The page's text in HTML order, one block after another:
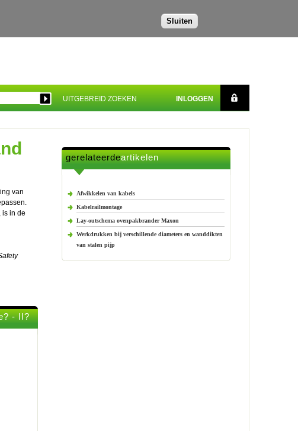
Sluiten
INLOGGEN
UITGEBREID ZOEKEN
van
is in de
gerelateerdeartikelen
Afwikkelen van kabels
Kabelrailmontage
Lay-outschema ovenpakbrander Maxon
Werkdrukken bij verschillende diameters en wanddikten
van stalen pijp
- II?